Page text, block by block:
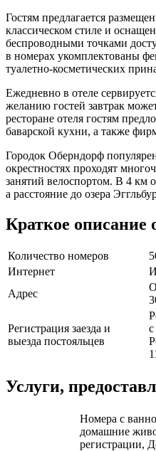
Гостям предлагается
классическом стиле и
беспроводными точками
в номерах укомплектованы
туалетно-косметических
Ежедневно в отеле
желанию гостей завтрак
ресторане отеля гостям
баварской кухни, а также
Городок Оберндорф
окрестностях проходят
занятий велоспортом. В 4 км
а расстояние до озера
Краткое описание
Количество номеров
Интернет
Адрес
Регистрация заезда и
выезда постояльцев
Услуги,
Номера с
домашние
регистрации,